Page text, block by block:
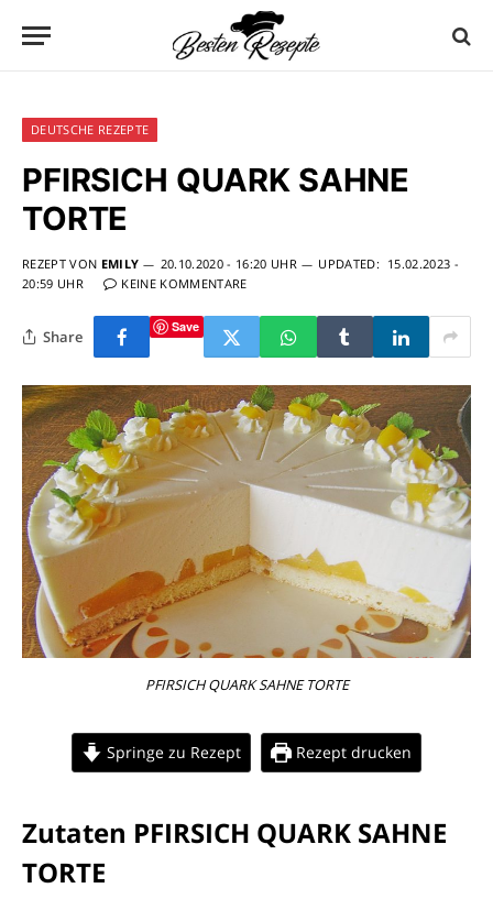
DEUTSCHE REZEPTE
PFIRSICH QUARK SAHNE
TORTE
REZEPT VON EMILY 20.10.2020 - 16:20 UHR UPDATED: 15.02.2023 -
20:59 UHR
KEINE KOMMENTARE
Share Save
PFIRSICH QUARK SAHNE TORTE
Springe zu Rezept Rezept drucken
Zutaten PFIRSICH QUARK SAHNE
TORTE